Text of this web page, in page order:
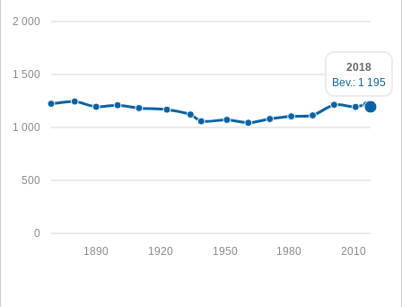
0
500
1 000
1 500
2 000
2010
1980
1950
1920
1890
2018
Bev.: 1 195